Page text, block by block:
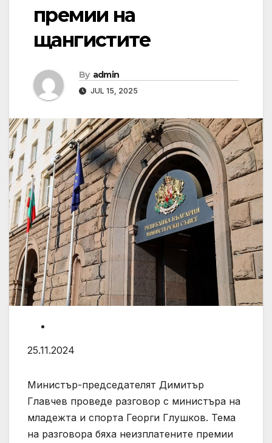
премии на
щангистите
By admin
JUL 15, 2025
25.11.2024
Министър-председателят Димитър
Главчев проведе разговор с министъра на
младежта и спорта Георги Глушков. Тема
на разговора бяха неизплатените премии